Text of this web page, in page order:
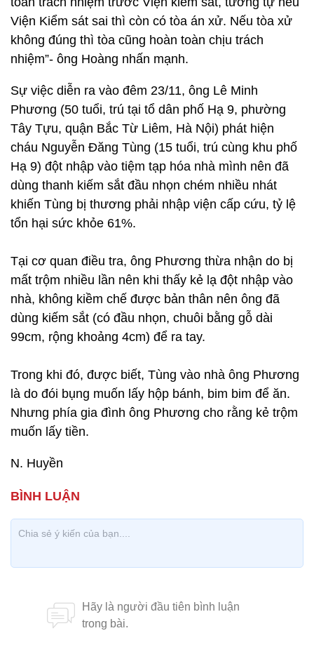
Viện Kiểm sát sai thì còn có tòa án xử. Nếu tòa xử
không đúng thì tòa cũng hoàn toàn chịu trách
nhiệm”- ông Hoàng nhấn mạnh.
Sự việc diễn ra vào đêm 23/11, ông Lê Minh
Phương (50 tuổi, trú tại tổ dân phố Hạ 9, phường
Tây Tựu, quận Bắc Từ Liêm, Hà Nội) phát hiện
cháu Nguyễn Đăng Tùng (15 tuổi, trú cùng khu phố
Hạ 9) đột nhập vào tiệm tạp hóa nhà mình nên đã
dùng thanh kiếm sắt đầu nhọn chém nhiều nhát
khiến Tùng bị thương phải nhập viện cấp cứu, tỷ lệ
tổn hại sức khỏe 61%.
Tại cơ quan điều tra, ông Phương thừa nhận do bị
mất trộm nhiều lần nên khi thấy kẻ lạ đột nhập vào
nhà, không kiềm chế được bản thân nên ông đã
dùng kiếm sắt (có đầu nhọn, chuôi bằng gỗ dài
99cm, rộng khoảng 4cm) để ra tay.
Trong khi đó, được biết, Tùng vào nhà ông Phương
là do đói bụng muốn lấy hộp bánh, bim bim để ăn.
Nhưng phía gia đình ông Phương cho rằng kẻ trộm
muốn lấy tiền.
N. Huyền